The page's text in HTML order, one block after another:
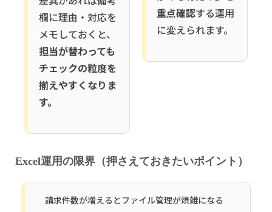
欄に理由・対応を
メモしておくと、
担当が替わっても
チェックの粒度を
揃えやすくなりま
す。
重点確認する運用
に変えられます。
Excel運用の限界（押さえておきたいポイント）
請求件数が増えるとファイル管理が煩雑になる